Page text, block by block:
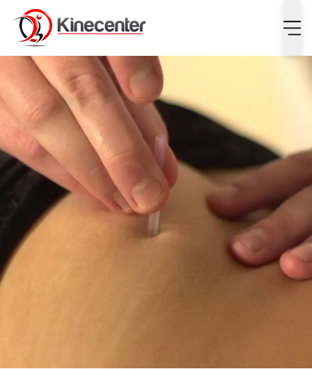
Wat zijn de voordelen van dry needling bij lage ruglast?